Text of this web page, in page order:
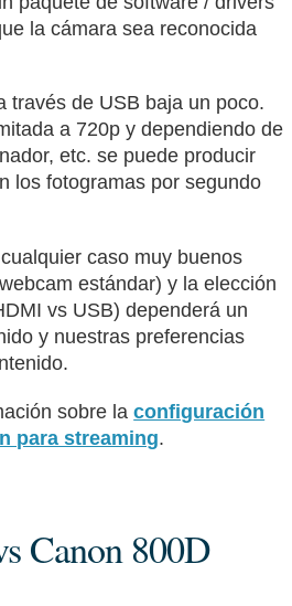
la cámara sea reconocida
través de USB baja un poco.
a 720p y dependiendo de
etc. se puede producir
los fotogramas por segundo
caso muy buenos
estándar) y la elección
vs USB) dependerá un
y nuestras preferencias
sobre laconfiguración
para streaming.
Canon 800D